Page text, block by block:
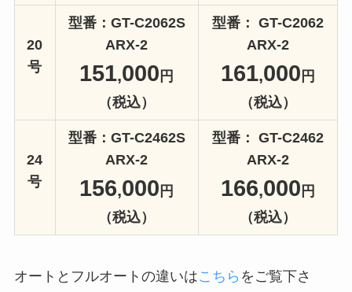
20
号
型番：GT-C2062S
ARX-2
151,000 円
（税込）
型番： GT-C2062
ARX-2
161,000 円
（税込）
24
号
型番：GT-C2462S
ARX-2
156,000 円
（税込）
型番： GT-C2462
ARX-2
166,000 円
（税込）
オートとフルオートの違いはこちら をご覧下さ